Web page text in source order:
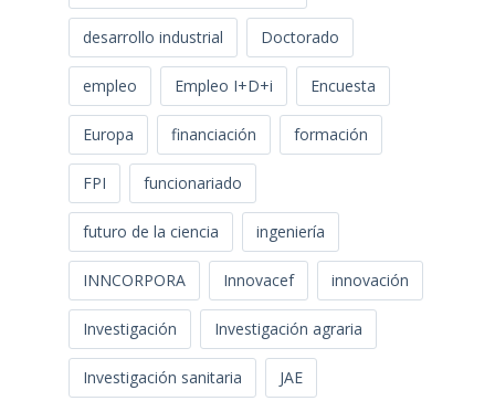
desarrollo industrial Doctorado
empleo Empleo I+D+i Encuesta
Europa financiación formación
FPI funcionariado
futuro de la ciencia ingeniería
INNCORPORA Innovacef innovación
Investigación Investigación agraria
Investigación sanitaria JAE